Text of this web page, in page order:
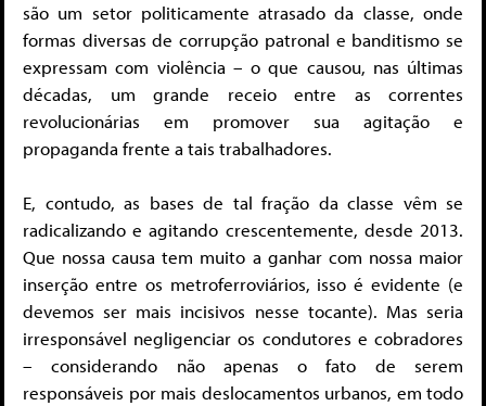
são um setor politicamente atrasado da classe, onde
formas diversas de corrupção patronal e banditismo se
expressam com violência – o que causou, nas últimas
décadas, um grande receio entre as correntes
revolucionárias em promover sua agitação e
propaganda frente a tais trabalhadores.
E, contudo, as bases de tal fração da classe vêm se
radicalizando e agitando crescentemente, desde 2013.
Que nossa causa tem muito a ganhar com nossa maior
inserção entre os metroferroviários, isso é evidente (e
devemos ser mais incisivos nesse tocante). Mas seria
irresponsável negligenciar os condutores e cobradores
– considerando não apenas o fato de serem
responsáveis por mais deslocamentos urbanos, em todo